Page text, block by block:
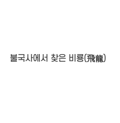
불국사에서 찾은 비룡(飛龍)